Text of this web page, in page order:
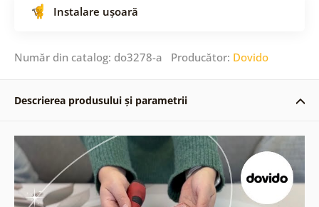
Instalare ușoară
Număr din catalog: do3278-a Producător: Dovido
Descrierea produsului și parametrii